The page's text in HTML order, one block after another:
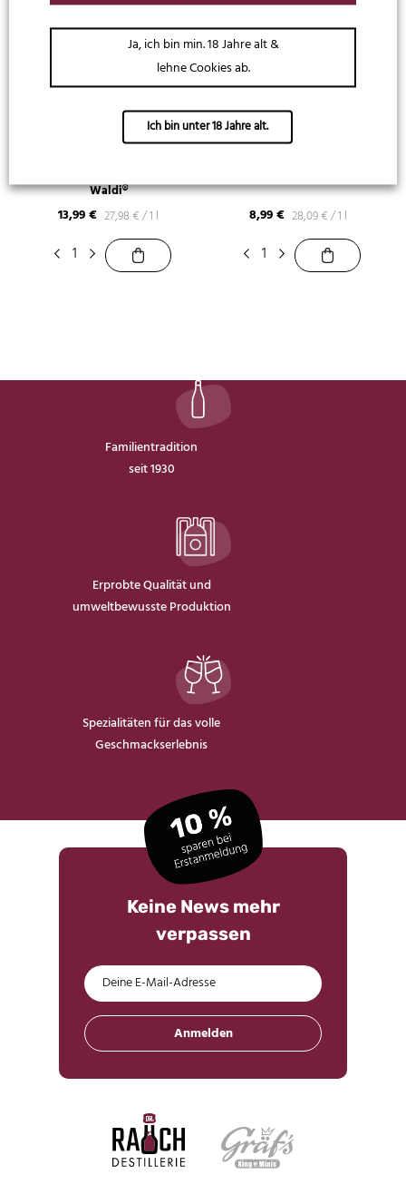
Gräf's Party Poppy
Waldi®
13,99€ 27,98 €/1 l
Gräf's Party Shooter
8,99€ 28,09€/1 l
Familientradition
seit 1930
Erprobte Qualität und
umweltbewusste Produktion
Spezialitäten für das volle
Geschmackserlebnis
Keine News mehr
verpassen
Anmelden
Ja, ich bin min. 18 Jahre alt &
lehne Cookies ab.
Ich bin unter 18 Jahre alt.